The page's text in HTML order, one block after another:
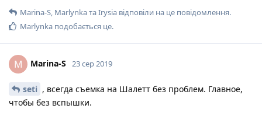
Marina-S, MarlynkaтаIrysia відповіли на це повідомлення.
Marlynka подобається це.
M Marina-S 23 сер 2019
seti , всегда съемка на Шалетт без проблем. Главное,
чтобы без вспышки.